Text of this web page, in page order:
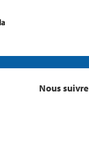
Nous suivre